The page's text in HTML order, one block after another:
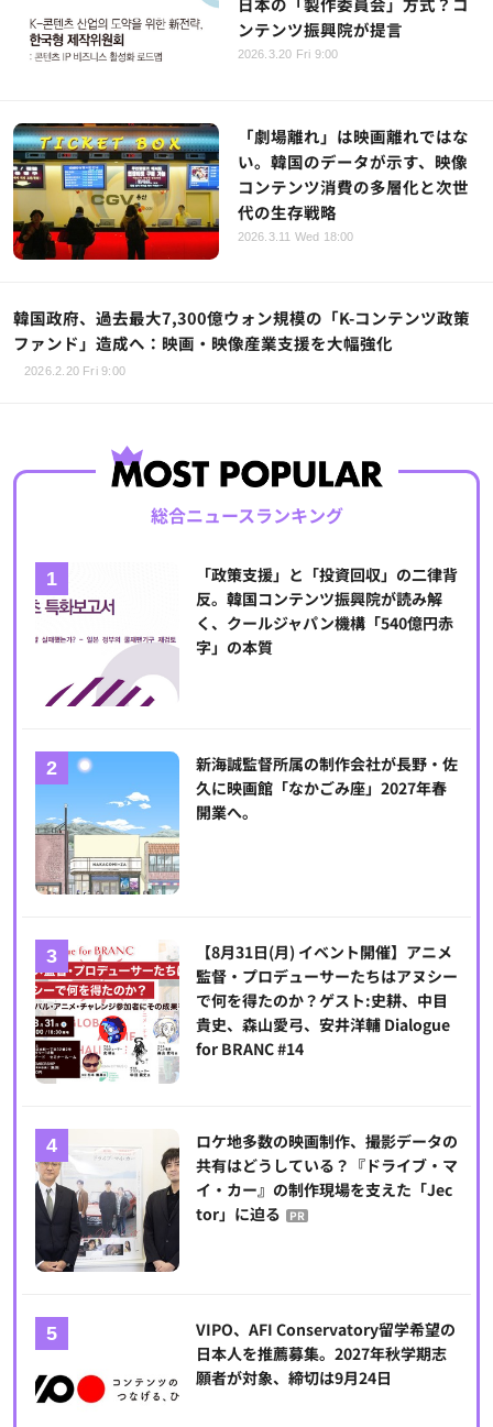
ンテンツ振興院が提言
2026.3.20 Fri 9:00
「劇場離れ」は映画離れではな
い。韓国のデータが示す、映像
コンテンツ消費の多層化と次世
代の生存戦略
2026.3.11 Wed 18:00
韓国政府、過去最大7,300億ウォン規模の「K-コンテンツ政策
ファンド」造成へ：映画・映像産業支援を大幅強化
2026.2.20 Fri 9:00
総合ニュースランキング
「政策支援」と「投資回収」の二律背
反。韓国コンテンツ振興院が読み解
く、クールジャパン機構「540億円赤
字」の本質
新海誠監督所属の制作会社が長野・佐
久に映画館「なかごみ座」2027年春
開業へ。
【8月31日(月) イベント開催】アニメ
監督・プロデューサーたちはアヌシー
で何を得たのか？ゲスト:史耕、中目
貴史、森山愛弓、安井洋輔 Dialogue
for BRANC #14
ロケ地多数の映画制作、撮影データの
共有はどうしている？『ドライブ・マ
イ・カー』の制作現場を支えた「Jec
tor」に迫る
PR
VIPO、AFI Conservatory留学希望の
日本人を推薦募集。2027年秋学期志
願者が対象、締切は9月24日